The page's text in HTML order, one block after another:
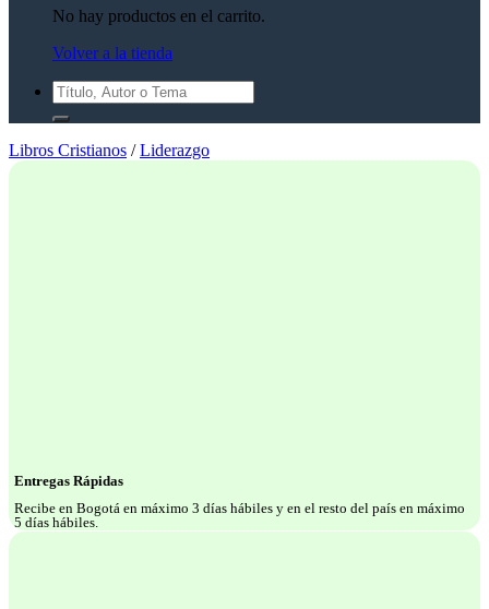
No hay productos en el carrito.
Volver a la tienda
Buscar
por:
Libros Cristianos / Liderazgo
Entregas Rápidas
Recibe en Bogotá en máximo 3 días hábiles y en el resto del país en máximo
5 días hábiles.